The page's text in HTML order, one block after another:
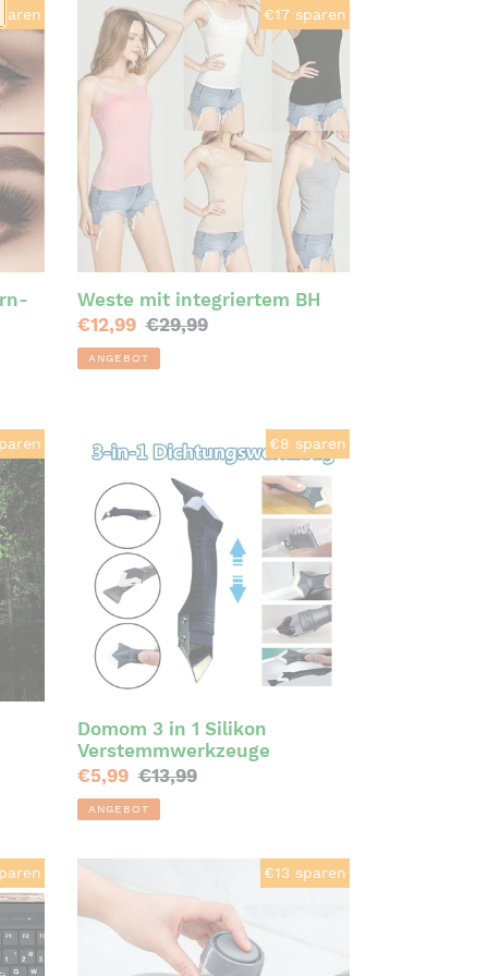
Weste
mit
integriertem
BH
Weste mit integriertem BH
Sonderpreis
€12,99 Normaler
Preis
€29,99
ANGEBOT
€17 sparen
Domom
Silikon
Verstemmwerkzeuge
Domom 3 in 1 Silikon
Verstemmwerkzeuge
Sonderpreis
€5,99 Normaler
Preis
€13,99
ANGEBOT
€8 sparen
Dekontaminations-
Reinigungsbürste
mit
Druckfunktion
€13 sparen